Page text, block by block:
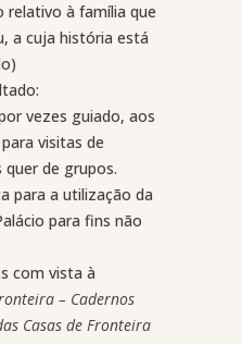
à família que
a cuja história está
vezes guiado, aos
visitas de
quer de grupos.
para a utilização da
para fins não
com vista à
– Cadernos
Casas de Fronteira